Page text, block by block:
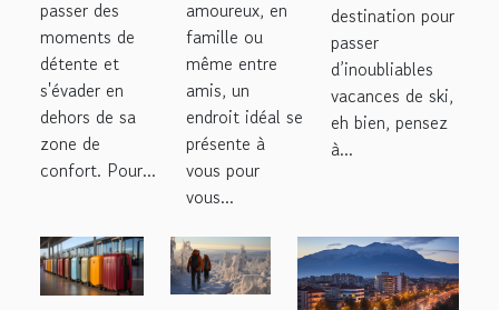
séjour ?
passer des
moments de
détente et
s'évader en
dehors de sa
zone de
confort. Pour...
amoureux, en
famille ou
même entre
amis, un
endroit idéal se
présente à
vous pour
vous...
vacances
de ski
destination pour
passer
d’inoubliables
vacances de ski,
eh bien, pensez
à...